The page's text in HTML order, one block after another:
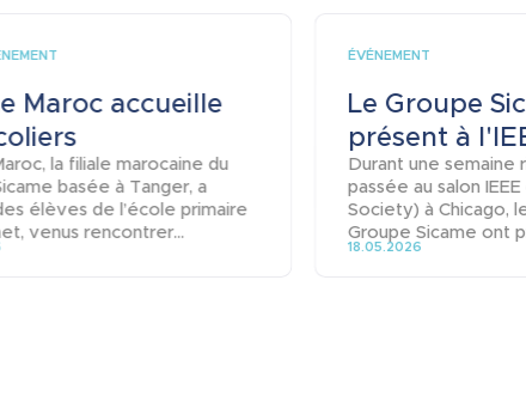
Maroc accueille
la filiale marocaine du
basée à Tanger, a
élèves de l’école primaire
venus rencontrer...
ÉVÉNEMENT
Le Groupe
présent à
Durant une semaine
passée au salon
Society) à Chicago,
Groupe Sicame ont
18.05.2026